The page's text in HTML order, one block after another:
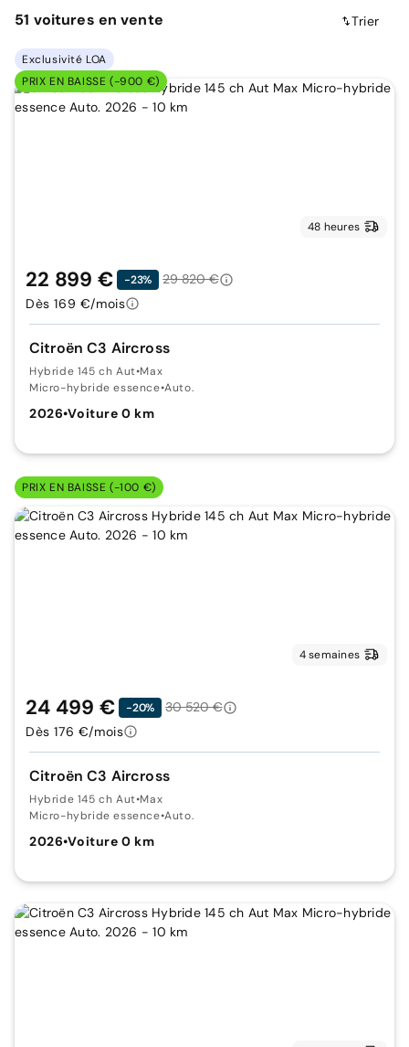
51 voitures en vente Trier
Exclusivité LOA
PRIX EN BAISSE (-900 €)
48 heures
Citroën C3 Aircross
Hybride 145 ch Aut•Max
Micro-hybride essence•Auto.
2026•Voiture 0 km
22 899 € -23%
29 820 €
Dès 169 €/mois
PRIX EN BAISSE (-100 €)
4 semaines
Citroën C3 Aircross
Hybride 145 ch Aut•Max
Micro-hybride essence•Auto.
2026•Voiture 0 km
24 499 € -20%
30 520 €
Dès 176 €/mois